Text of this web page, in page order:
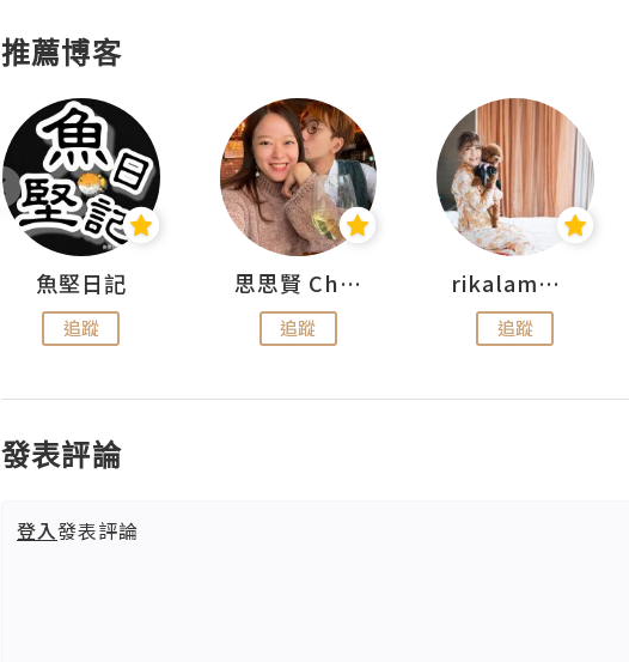
推薦博客
魚堅日記
追蹤
思思賢 ChillMyBabe
追蹤
rikalammm
追蹤
發表評論
登入發表評論